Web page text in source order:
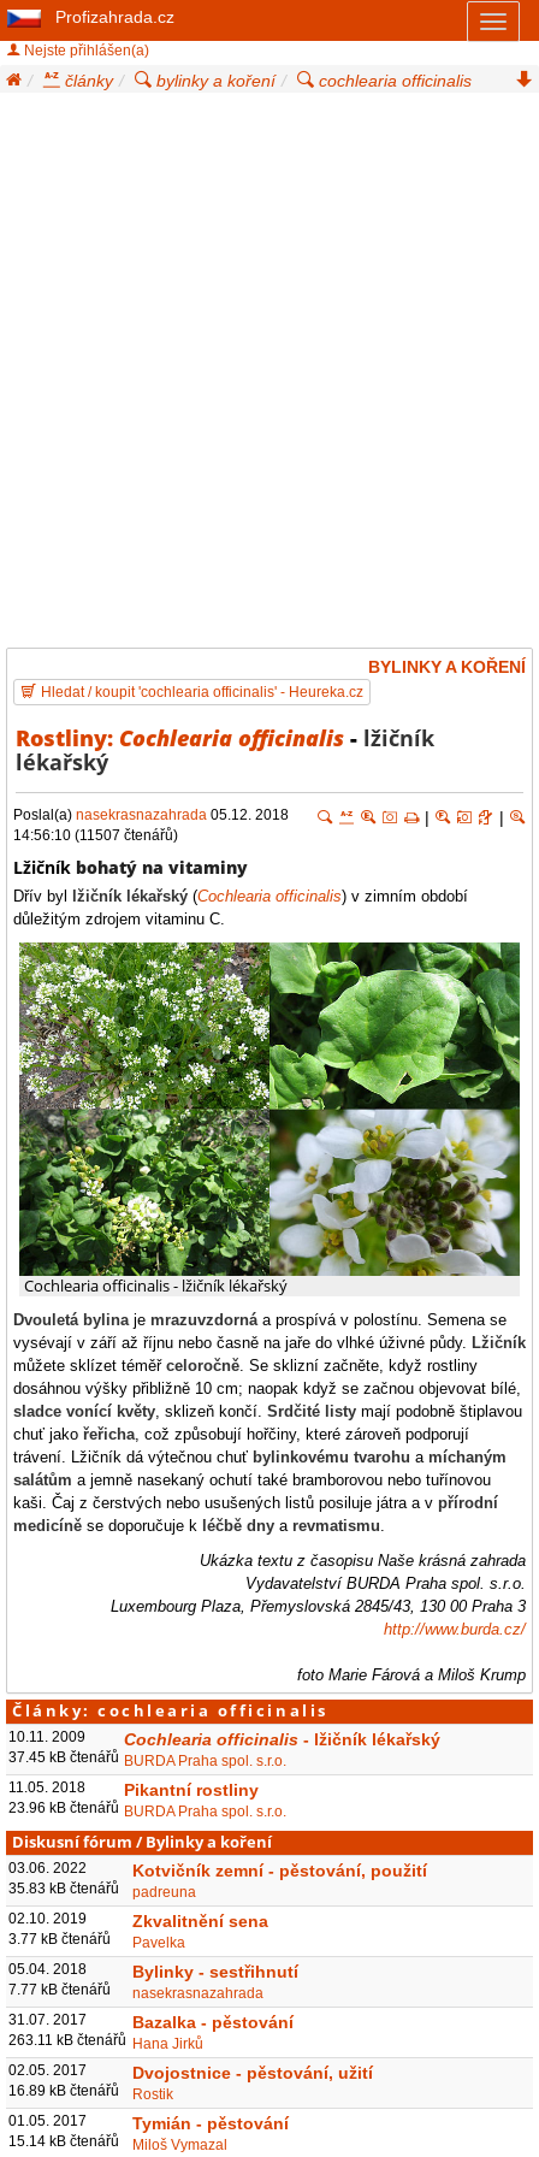
Profizahrada.cz
Nejste přihlášen(a)
články bylinky a koření
cochlearia officinalis
BYLINKY A KOŘENÍ
Hledat / koupit 'cochlearia officinalis' - Heureka.cz
Rostliny: Cochlearia officinalis - lžičník
lékařský
| |
Poslal(a) nasekrasnazahrada 05.12. 2018
14:56:10 (11507 čtenářů)
Lžičník bohatý na vitaminy
Dřív byl lžičník lékařský (Cochlearia officinalis) v zimním období
důležitým zdrojem vitaminu C.
Cochlearia officinalis - lžičník lékařský
Dvouletá bylinaje mrazuvzdornáa prospívá v polostínu. Semena se
vysévají v září až říjnu nebo časně na jaře do vlhké úživné půdy. Lžičník
můžete sklízet téměř celoročně. Se sklizní začněte, když rostliny
dosáhnou výšky přibližně 10 cm; naopak když se začnou objevovat bílé,
sladce vonící květy, sklizeň končí. Srdčité listy mají podobně štiplavou
chuť jako řeřicha, což způsobují hořčiny, které zároveň podporují
trávení. Lžičník dá výtečnou chuť bylinkovému tvarohu a míchaným
salátům a jemně nasekaný ochutí také bramborovou nebo tuřínovou
kaši. Čaj z čerstvých nebo usušených listů posiluje játra a v přírodní
medicíně se doporučuje k léčbě dny a revmatismu.
Ukázka textu z časopisu Naše krásná zahrada
Vydavatelství BURDA Praha spol. s.r.o.
Luxembourg Plaza, Přemyslovská 2845/43, 130 00 Praha 3
http://www.burda.cz/
foto Marie Fárová a Miloš Krump
Články: cochlearia officinalis
10.11. 2009
37.45 kB čtenářů
Cochlearia officinalis - lžičník lékařský
BURDA Praha spol. s.r.o.
11.05. 2018
23.96 kB čtenářů
Pikantní rostliny
BURDA Praha spol. s.r.o.
Diskusní fórum /Bylinky a koření
03.06. 2022
35.83 kB čtenářů
Kotvičník zemní - pěstování, použití
padreuna
02.10. 2019
3.77 kB čtenářů
Zkvalitnění sena
Pavelka
05.04. 2018
7.77 kB čtenářů
Bylinky - sestřihnutí
nasekrasnazahrada
31.07. 2017
263.11 kB čtenářů
Bazalka - pěstování
Hana Jirků
02.05. 2017
16.89 kB čtenářů
Dvojostnice - pěstování, užití
Rostik
01.05. 2017
15.14 kB čtenářů
Tymián - pěstování
Miloš Vymazal